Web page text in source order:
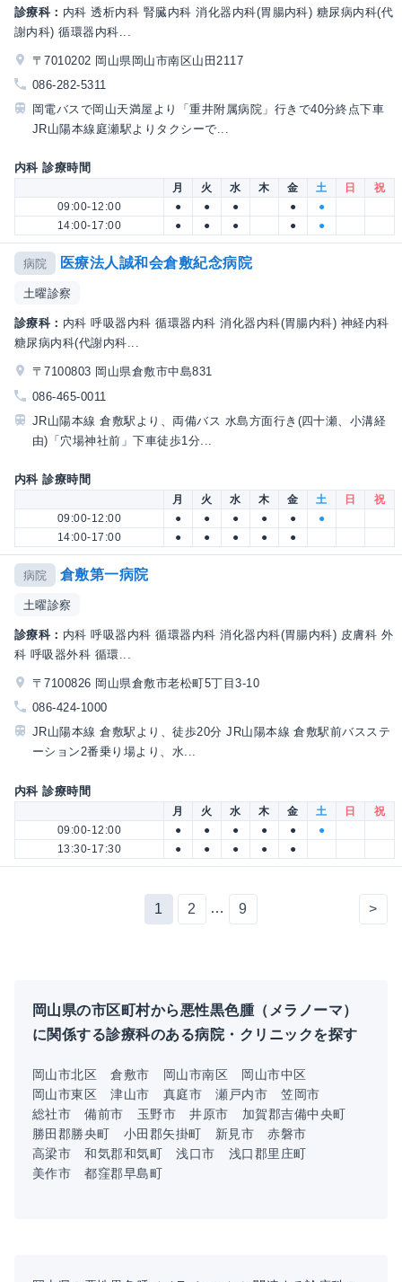
診療科： 内科 透析内科 腎臓内科 消化器内科(胃腸内科) 糖尿病内科(代
謝内科) 循環器内科...
〒7010202 岡山県岡山市南区山田2117
086-282-5311
岡電バスで岡山天満屋より「重井附属病院」行きで40分終点下車
JR山陽本線庭瀬駅よりタクシーで...
内科 診療時間
月 火 水 木 金 土 日
祝
09:00-12:00
● ● ● ●
●
14:00-17:00
● ● ● ● ●
病院 医療法人誠和会倉敷紀念病院
土曜診察
診療科： 内科 呼吸器内科 循環器内科 消化器内科(胃腸内科) 神経内科
糖尿病内科(代謝内科...
〒7100803 岡山県倉敷市中島831
086-465-0011
JR山陽本線 倉敷駅より、両備バス 水島方面行き(四十瀬、小溝経
由)「穴場神社前」下車徒歩1分...
内科 診療時間
月 火 水 木 金 土 日
祝
09:00-12:00
● ● ● ● ●
●
14:00-17:00
● ● ● ● ●
病院 倉敷第一病院
土曜診察
診療科： 内科 呼吸器内科 循環器内科 消化器内科(胃腸内科) 皮膚科 外
科 呼吸器外科 循環...
〒7100826 岡山県倉敷市老松町5丁目3-10
086-424-1000
JR山陽本線 倉敷駅より、徒歩20分 JR山陽本線 倉敷駅前バスステ
ーション2番乗り場より、水...
内科 診療時間
月 火 水 木 金 土 日
祝
09:00-12:00
● ● ● ● ●
●
13:30-17:30
● ● ● ● ●
1 2 … 9 >
岡山県の市区町村から悪性黒色腫（メラノーマ）
に関係する診療科のある病院・クリニックを探す
岡山市北区 倉敷市 岡山市南区
岡山市中区
岡山市東区
津山市 真庭市 瀬戸内市
笠岡市
総社市
備前市 玉野市 井原市
加賀郡吉備中央町
勝田郡勝央町
小田郡矢掛町 新見市
赤磐市
高梁市
和気郡和気町 浅口市
浅口郡里庄町
美作市
都窪郡早島町